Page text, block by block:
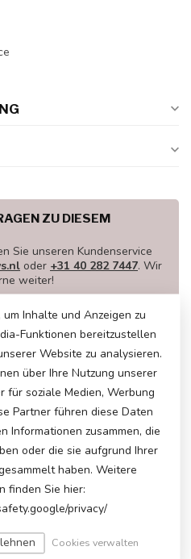
ZU DIESEM
Sie unseren Kundenservice
oder +31 40 282 7447. Wir
weiter!
Inhalte und Anzeigen zu
Funktionen bereitzustellen
Website zu analysieren.
über Ihre Nutzung unserer
für soziale Medien, Werbung
Partner führen diese Daten
Informationen zusammen, die
oder die sie aufgrund Ihrer
haben. Weitere
finden Sie hier:
privacy/
Cookies verwalten